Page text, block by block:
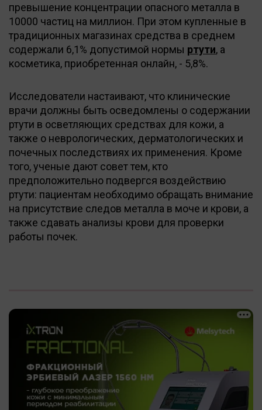
превышение концентрации опасного металла в
10000 частиц на миллион. При этом купленные в
традиционных магазинах средства в среднем
содержали 6,1% допустимой нормы ртути, а
косметика, приобретенная онлайн, - 5,8%.
Исследователи настаивают, что клинические
врачи должны быть осведомлены о содержании
ртути в осветляющих средствах для кожи, а
также о неврологических, дерматологических и
почечных последствиях их применения. Кроме
того, ученые дают совет тем, кто
предположительно подвергся воздействию
ртути: пациентам необходимо обращать внимание
на присутствие следов металла в моче и крови, а
также сдавать анализы крови для проверки
работы почек.